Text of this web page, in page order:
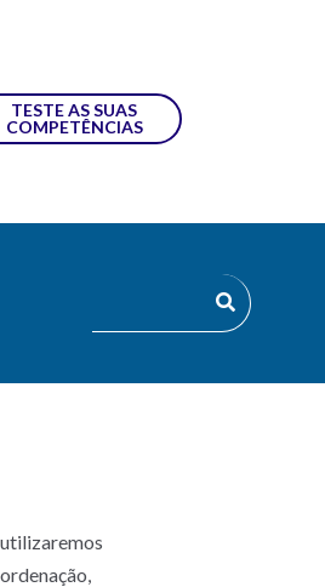
TESTE AS SUAS
COMPETÊNCIAS